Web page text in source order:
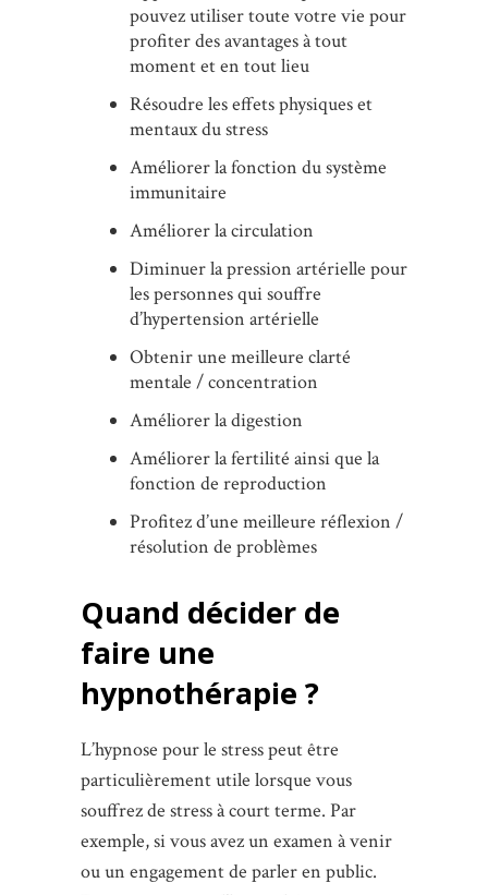
pouvez utiliser toute votre vie pour
profiter des avantages à tout
moment et en tout lieu
Résoudre les effets physiques et
mentaux du stress
Améliorer la fonction du système
immunitaire
Améliorer la circulation
Diminuer la pression artérielle pour
les personnes qui souffre
d’hypertension artérielle
Obtenir une meilleure clarté
mentale / concentration
Améliorer la digestion
Améliorer la fertilité ainsi que la
fonction de reproduction
Profitez d’une meilleure réflexion /
résolution de problèmes
Quand décider de
faire une
hypnothérapie ?
L’hypnose pour le stress peut être
particulièrement utile lorsque vous
souffrez de stress à court terme. Par
exemple, si vous avez un examen à venir
ou un engagement de parler en public.